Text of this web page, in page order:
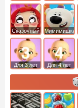
Пеппа
Сказочный
патруль
Мимимишки
Для 3 лет Для 4 лет